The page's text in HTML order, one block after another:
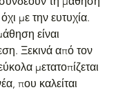
με την ευτυχία.
είναι
Ξεκινά από τον
μετατοπίζεται
που καλείται